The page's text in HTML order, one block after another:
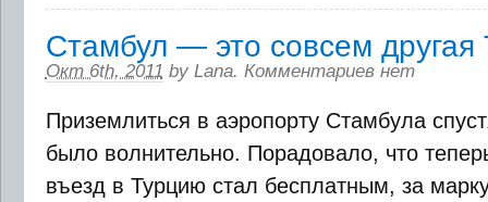
Стамбул — это совсем другая
Окт 6th, 2011 by Lana. Комментариев нет
Приземлиться в аэропорту Стамбула
было волнительно. Порадовало, что
въезд в Турцию стал бесплатным, за